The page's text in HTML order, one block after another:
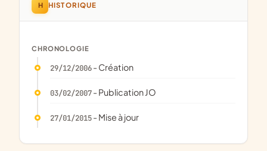
H HISTORIQUE
CHRONOLOGIE
29/12/2006- Création
03/02/2007- Publication JO
27/01/2015- Mise à jour